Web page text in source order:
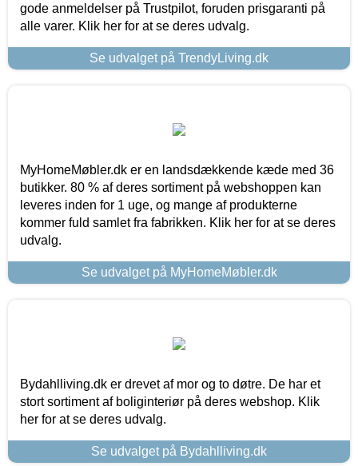
gode anmeldelser på Trustpilot, foruden prisgaranti på
alle varer. Klik her for at se deres udvalg.
Se udvalget på TrendyLiving.dk
MyHomeMøbler.dk er en landsdækkende kæde med 36
butikker. 80 % af deres sortiment på webshoppen kan
leveres inden for 1 uge, og mange af produkterne
kommer fuld samlet fra fabrikken. Klik her for at se deres
udvalg.
Se udvalget på MyHomeMøbler.dk
Bydahlliving.dk er drevet af mor og to døtre. De har et
stort sortiment af boliginteriør på deres webshop. Klik
her for at se deres udvalg.
Se udvalget på Bydahlliving.dk